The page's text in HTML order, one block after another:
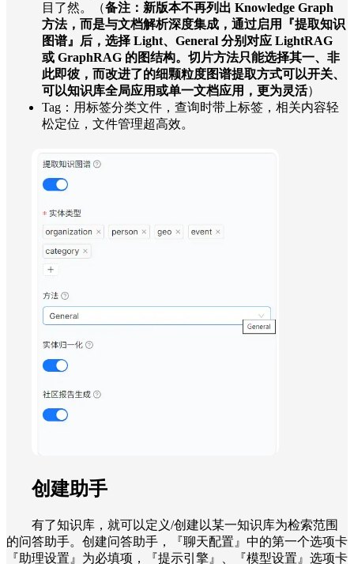
目了然。（备注：新版本不再列出 Knowledge Graph
方法，而是与文档解析深度集成，通过启用『提取知识
图谱』后，选择 Light、General 分别对应 LightRAG
或 GraphRAG 的图结构。切片方法只能选择其一、非
此即彼，而改进了的细颗粒度图谱提取方式可以开关、
可以知识库全局应用或单一文档应用，更为灵活）
Tag：用标签分类文件，查询时带上标签，相关内容轻
松定位，文件管理超高效。
创建助手
有了知识库，就可以定义/创建以某一知识库为检索范围
的问答助手。创建问答助手，『聊天配置』中的第一个选项卡
『助理设置』为必填项，『提示引擎』、『模型设置』选项卡